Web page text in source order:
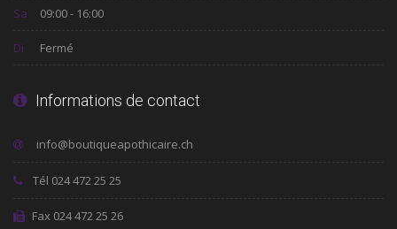
Sa 09:00 - 16:00
Di Fermé
Informations de contact
Tél 024 472 25 25
Fax 024 472 25 26